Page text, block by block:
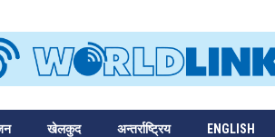
खेलकुद अन्तर्राष्ट्रिय ENGLISH